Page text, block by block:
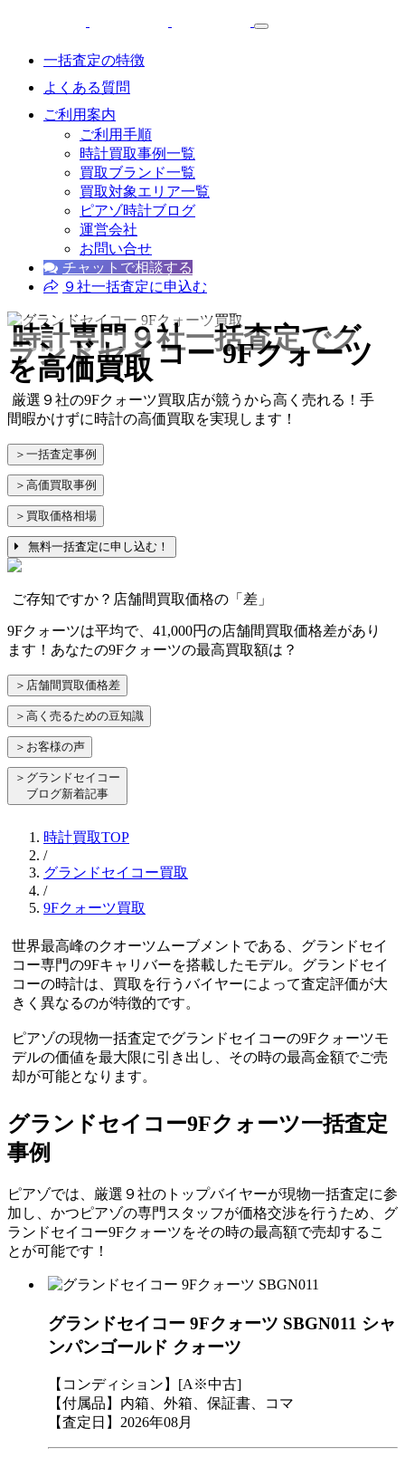
一括査定の特徴
よくある質問
ご利用案内
ご利用手順
時計買取事例一覧
買取ブランド一覧
買取対象エリア一覧
ピアゾ時計ブログ
運営会社
お問い合せ
チャットで相談する
９社一括査定に申込む
時計専門９社一括査定でグ
ランドセイコー 9Fクォーツ
を高価買取
厳選９社の9Fクォーツ買取店が競うから高く売れる！手
間暇かけずに時計の高価買取を実現します！
＞一括査定事例
＞高価買取事例
＞買取価格相場
無料一括査定に申し込む！
ご存知ですか？店舗間買取価格の「差」
9Fクォーツは平均で、41,000円の店舗間買取価格差があり
ます！あなたの9Fクォーツの最高買取額は？
＞店舗間買取価格差
＞高く売るための豆知識
＞お客様の声
＞グランドセイコー
ブログ新着記事
時計買取TOP
/
グランドセイコー買取
/
9Fクォーツ買取
世界最高峰のクオーツムーブメントである、グランドセイ
コー専門の9Fキャリバーを搭載したモデル。グランドセイ
コーの時計は、買取を行うバイヤーによって査定評価が大
きく異なるのが特徴的です。
ピアゾの現物一括査定でグランドセイコーの9Fクォーツモ
デルの価値を最大限に引き出し、その時の最高金額でご売
却が可能となります。
グランドセイコー9Fクォーツ一括査定
事例
ピアゾでは、厳選９社のトップバイヤーが現物一括査定に参
加し、かつピアゾの専門スタッフが価格交渉を行うため、グ
ランドセイコー9Fクォーツをその時の最高額で売却するこ
とが可能です！
グランドセイコー 9Fクォーツ SBGN011 シャ
ンパンゴールド クォーツ
【コンディション】[A※中古]
【付属品】内箱、外箱、保証書、コマ
【査定日】2026年08月